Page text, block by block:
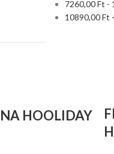
7260,00Ft -
10890,00Ft
HOOLIDAY